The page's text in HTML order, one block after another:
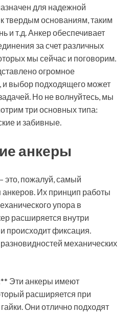
для надежной
твердым основаниям, таким
и т.д. Анкер обеспечивает
за счет различных
мы сейчас и поговорим.
огромное
и выбор подходящего может
Но не волнуйтесь, мы
три основных типа:
и забивные.
анкеры
это, пожалуй, самый
Их принцип работы
упора в
расширяется внутри
и происходит фиксация.
механических
Эти анкеры имеют
расширяется при
Они отлично подходят